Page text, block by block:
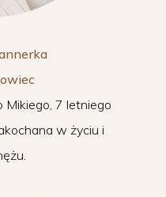
Mikiego, 7 letniego
w życiu i